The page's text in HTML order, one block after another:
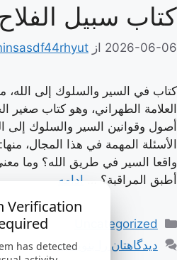
Verification
has detected
كتاب سبيل الفلاح
2026-06-06 از
كتاب في السير والسلوك إلى الله،
العلامة الطهراني، وهو كتاب صغير
أصول وقوانين السير والسلوك إلى
الأسئلة المهمة في هذا المجال،
واقعا السير في طريق الله؟ وما
أطبق المراقبة؟ … ادامه
دسته‌ها
Uncategorized
دیدگاهتان را بنویسید